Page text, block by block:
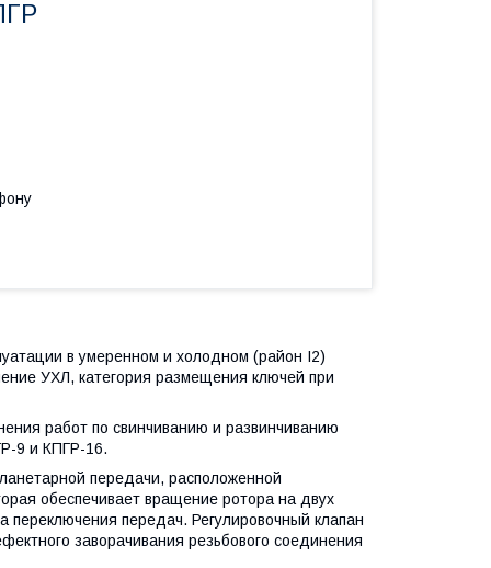
в умеренном и холодном (район I2)
УХЛ, категория размещения ключей при
работ по свинчиванию и развинчиванию
9 и КПГР-16.
передачи, расположенной
обеспечивает вращение ротора на двух
переключения передач. Регулировочный клапан
заворачивания резьбового соединения